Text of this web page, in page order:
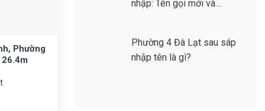
Phường
nhập: Tên gọi mới và
Phường 4 Đà Lạt sau sáp
nhập tên là gì?